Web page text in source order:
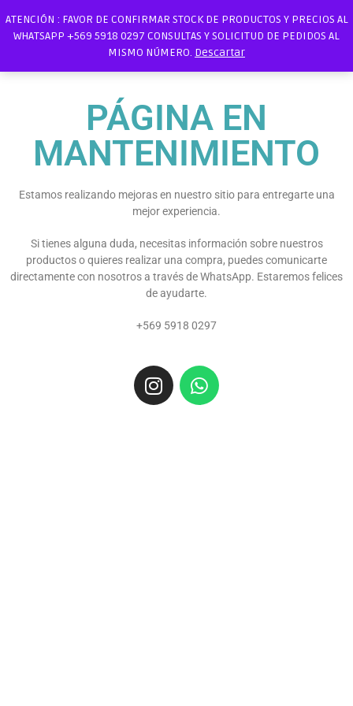
ATENCIÓN : FAVOR DE CONFIRMAR STOCK DE PRODUCTOS Y PRECIOS AL
WHATSAPP +569 5918 0297 CONSULTAS Y SOLICITUD DE PEDIDOS AL
MISMO NÚMERO. Descartar
PÁGINA EN
MANTENIMIENTO
Estamos realizando mejoras en nuestro sitio para entregarte una
mejor experiencia.
Si tienes alguna duda, necesitas información sobre nuestros
productos o quieres realizar una compra, puedes comunicarte
directamente con nosotros a través de WhatsApp. Estaremos felices
de ayudarte.
+569 5918 0297